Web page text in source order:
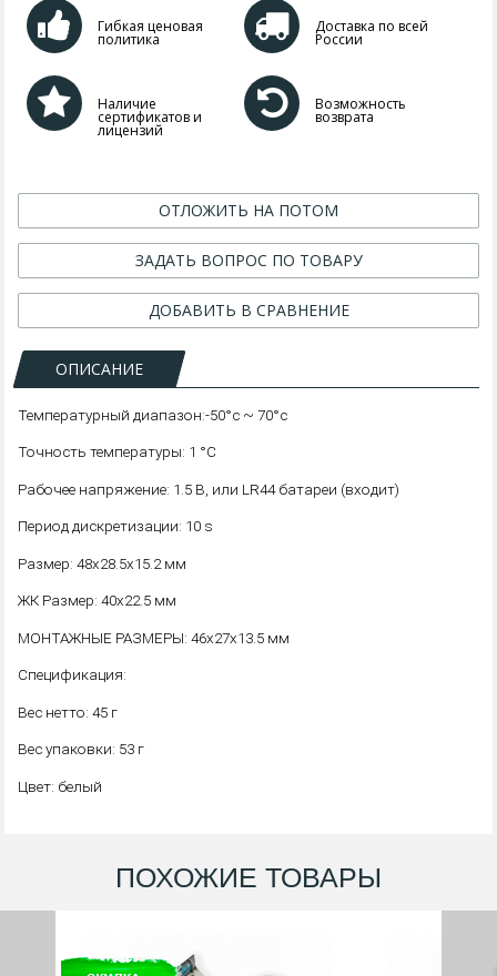
Гибкая ценовая
политика
Доставка по всей
России
Наличие
сертификатов и
лицензий
Возможность
возврата
ОТЛОЖИТЬ НА ПОТОМ
ЗАДАТЬ ВОПРОС ПО ТОВАРУ
ДОБАВИТЬ В СРАВНЕНИЕ
ОПИСАНИЕ
Температурный диапазон:-50°c ~ 70°c
Точность температуры: 1 °C
Рабочее напряжение: 1.5 В, или LR44 батареи (входит)
Период дискретизации: 10 s
Размер: 48x28.5x15.2 мм
ЖК Размер: 40x22.5 мм
МОНТАЖНЫЕ РАЗМЕРЫ: 46x27x13.5 мм
Спецификация:
Вес нетто: 45 г
Вес упаковки: 53 г
Цвет: белый
ПОХОЖИЕ ТОВАРЫ